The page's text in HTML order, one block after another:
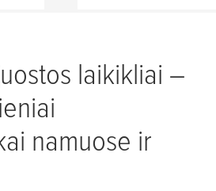
laikikliai –
namuose ir